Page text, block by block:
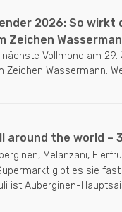
2026: So wirkt
Zeichen
Vollmond am
Zeichen Wassermann.
around the world –
Melanzani,
gibt es sie
ist Auberginen-